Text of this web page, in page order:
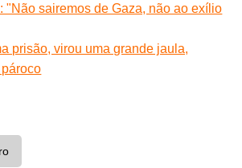
"Não sairemos de Gaza, não ao exílio
prisão, virou uma grande jaula,